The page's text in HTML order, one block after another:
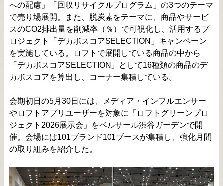
への配慮」「回収リサイクルプログラム」の3つのテーマ
で売り場展開。また、脱炭素をテーマに、商品やサービ
スのCO2排出量を削減率（％）で可視化し、活用するプ
ロジェクト「デカボスコアSELECTION」キャンペーン
を実施している。ロフトで展開している商品の中から
「デカボスコアSELECTION」として16種類の商品のデ
カボスコアを算出し、コーナー集積している。
会期初日の5月30日には、メディア・インフルエンサー
やロフトアプリユーザーを対象に「ロフトグリーンプロ
ジェクト2026展示会」をベルサール渋谷ガーデンで開
催。会場には101ブランド101ブースが集積し、強化月間
の取り組みを紹介した。